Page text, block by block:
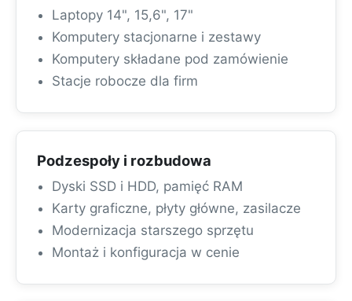
Laptopy 14", 15,6", 17"
Komputery stacjonarne i zestawy
Komputery składane pod zamówienie
Stacje robocze dla firm
Podzespoły i rozbudowa
Dyski SSD i HDD, pamięć RAM
Karty graficzne, płyty główne, zasilacze
Modernizacja starszego sprzętu
Montaż i konfiguracja w cenie